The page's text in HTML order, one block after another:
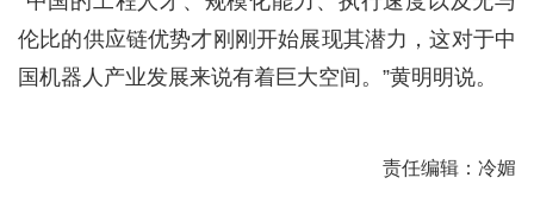
伦比的供应链优势才刚刚开始展现其潜力，这对于中
国机器人产业发展来说有着巨大空间。”黄明明说。
责任编辑：冷媚